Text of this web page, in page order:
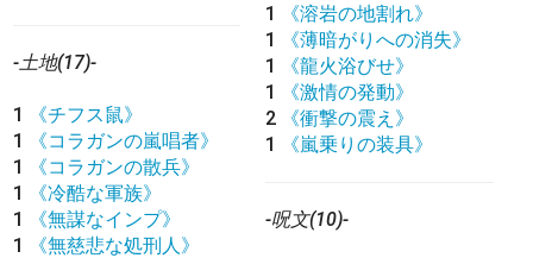
-土地(17)-
1
《チフス鼠》
1
《コラガンの嵐唱者》
1
《コラガンの散兵》
1
《冷酷な軍族》
1
《無謀なインプ》
1
《無慈悲な処刑人》
1
《溶岩の地割れ》
1
《薄暗がりへの消失》
1
《龍火浴びせ》
1
《激情の発動》
2
《衝撃の震え》
1
《嵐乗りの装具》
-呪文(10)-